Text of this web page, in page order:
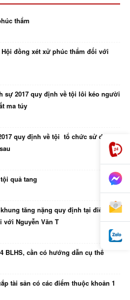
thẩm
đồng xét xử phúc thẩm đối với
sự 2017 quy định về tội lôi kéo người
ma túy
quy định về tội tổ chức sử dụng
quả tang
tăng nặng quy định tại điểm d
với Nguyễn Văn T
BLHS, cần có hướng dẫn cụ thể
tài sản có các điểm thuộc khoản 1